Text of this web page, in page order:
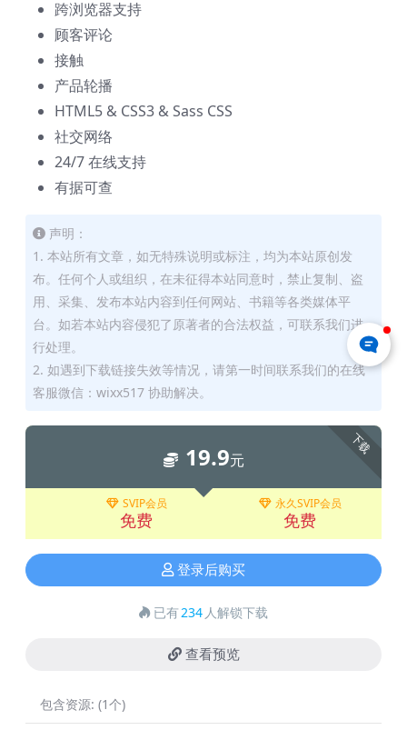
跨浏览器支持
顾客评论
接触
产品轮播
HTML5 & CSS3 & Sass CSS
社交网络
24/7 在线支持
有据可查
声明：
1. 本站所有文章，如无特殊说明或标注，均为本站原创发
布。任何个人或组织，在未征得本站同意时，禁止复制、盗
用、采集、发布本站内容到任何网站、书籍等各类媒体平
台。如若本站内容侵犯了原著者的合法权益，可联系我们进
行处理。
2. 如遇到下载链接失效等情况，请第一时间联系我们的在线
客服微信：wixx517 协助解决。
下载
19.9元
SVIP会员
免费
永久SVIP会员
免费
登录后购买
已有234 人解锁下载
查看预览
包含资源: (1个)